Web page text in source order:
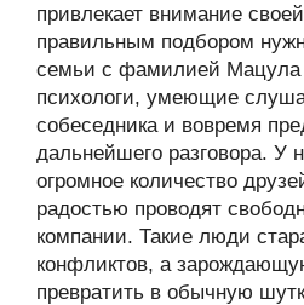
привлекает внимание
правильным подбором
семьи с фамилией Мацула
психологи, умеющие
собеседника и вовремя
дальнейшего разговора. У
огромное количество
радостью проводят
компании. Такие люди
конфликтов, а
превратить в обычную